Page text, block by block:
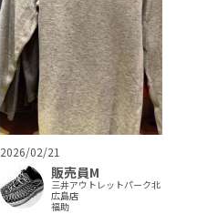
2026/02/21
販売員M
三井アウトレットパーク北
広島店
福助